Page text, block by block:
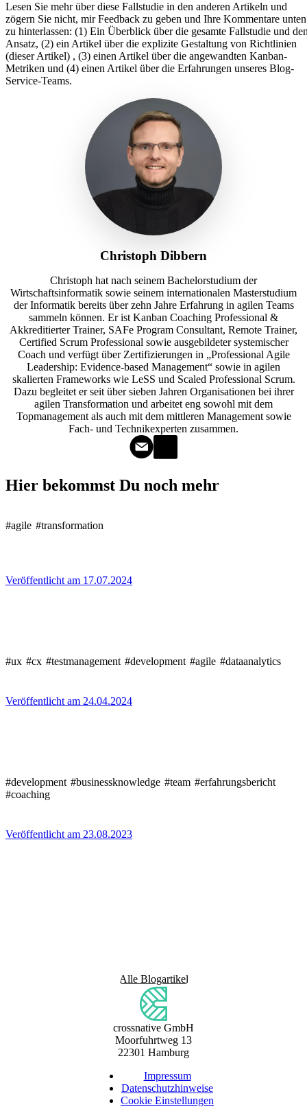
Lesen Sie mehr über diese Fallstudie in den anderen Artikeln und
zögern Sie nicht, mir Feedback zu geben und Ihre Kommentare unten
zu hinterlassen: (1) Ein Überblick über die gesamte Fallstudie und
Ansatz, (2) ein Artikel über die explizite Gestaltung von Richtlinien
(dieser Artikel) , (3) einen Artikel über die angewandten Kanban-
Metriken und (4) einen Artikel über die Erfahrungen unseres Blog-
Service-Teams.
Christoph Dibbern
Christoph hat nach seinem Bachelorstudium der
Wirtschaftsinformatik sowie seinem internationalen Masterstudium
der Informatik bereits über zehn Jahre Erfahrung in agilen Teams
sammeln können. Er ist Kanban Coaching Professional &
Akkreditierter Trainer, SAFe Program Consultant, Remote Trainer,
Certified Scrum Professional sowie ausgebildeter systemischer
Coach und verfügt über Zertifizierungen in „Professional Agile
Leadership: Evidence-based Management“ sowie in agilen
skalierten Frameworks wie LeSS und Scaled Professional Scrum.
Dazu begleitet er seit über sieben Jahren Organisationen bei ihrer
agilen Transformation und arbeitet eng sowohl mit dem
Topmanagement als auch mit dem mittleren Management sowie
Fach- und Technikexperten zusammen.
Hier bekommst Du noch mehr
#agile #transformation
Veröffentlicht am 17.07.2024
#ux #cx #testmanagement #development #agile #dataanalytics
Veröffentlicht am 24.04.2024
#development #businessknowledge #team #erfahrungsbericht
#coaching
Veröffentlicht am 23.08.2023
Alle Blogartikel
crossnative GmbH
Moorfuhrtweg 13
22301 Hamburg
Impressum
Datenschutzhinweise
Cookie Einstellungen